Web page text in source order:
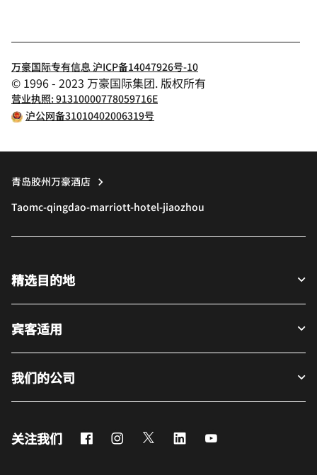
万豪国际专有信息 沪ICP备14047926号-10
© 1996 - 2023 万豪国际集团. 版权所有
营业执照: 91310000778059716E
沪公网备31010402006319号
青岛胶州万豪酒店
Taomc-qingdao-marriott-hotel-jiaozhou
精选目的地
宾客适用
我们的公司
关注我们 FacebookInstagram
Twitter LinkedIn